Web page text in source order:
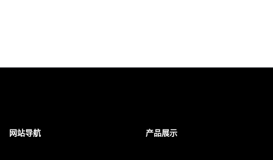
网站导航 产品展示